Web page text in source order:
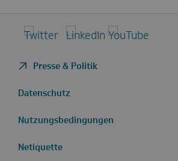
Twitter LinkedIn
Presse & Politik
Datenschutz
Nutzungsbedingungen
Netiquette